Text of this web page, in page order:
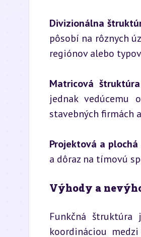
Divizionálna
pôsobí na rôznych
regiónov alebo
Matricová štruktúra
jednak vedúcemu
stavebných firmách
Projektová a
a dôraz na tímovú
Výhody a
Funkčná štruktúra
koordináciou